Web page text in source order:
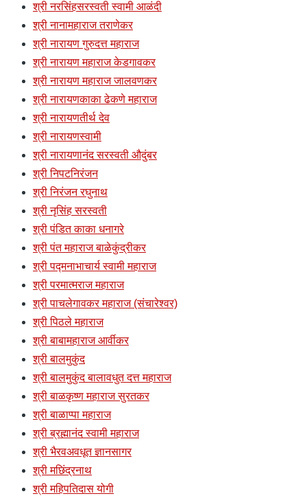
श्री नरसिंहसरस्वती स्वामी आळंदी
श्री नानामहाराज तराणेकर
श्री नारायण गुरुदत्त महाराज
श्री नारायण महाराज केडगावकर
श्री नारायण महाराज जालवणकर
श्री नारायणकाका ढेकणे महाराज
श्री नारायणतीर्थ देव
श्री नारायणस्वामी
श्री नारायणानंद सरस्वती औदुंबर
श्री निपटनिरंजन
श्री निरंजन रघुनाथ
श्री नृसिंह सरस्वती
श्री पंडित काका धनागरे
श्री पंत महाराज बाळेकुंद्रीकर
श्री पद्मनाभाचार्य स्वामी महाराज
श्री परमात्मराज महाराज
श्री पाचलेगावकर महाराज (संचारेश्वर)
श्री पिठले महाराज
श्री बाबामहाराज आर्वीकर
श्री बालमुकुंद
श्री बालमुकुंद बालावधुत दत्त महाराज
श्री बाळकृष्ण महाराज सुरतकर
श्री बाळाप्पा महाराज
श्री ब्रह्मानंद स्वामी महाराज
श्री भैरवअवधूत ज्ञानसागर
श्री मछिंद्रनाथ
श्री महिपतिदास योगी